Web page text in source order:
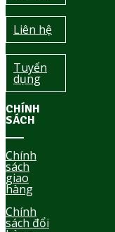
Liên hệ
Tuyển
dụng
CHÍNH
SÁCH
Chính
sách
giao
hàng
Chính
sách đổi